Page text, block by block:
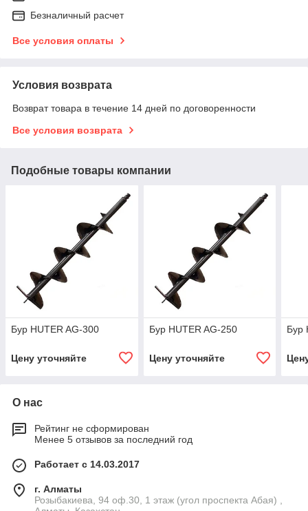
Безналичный расчет
Все условия оплаты
Условия возврата
Возврат товара в течение 14 дней по договоренности
Все условия возврата
Подобные товары компании
Бур HUTER AG-300
Цену уточняйте
Бур HUTER AG-250
Цену уточняйте
Бур
О нас
Рейтинг не сформирован
Менее 5 отзывов за последний год
Работает с 14.03.2017
г. Алматы
Розыбакиева, 94 оф.30, 1 этаж (угол проспекта Абая) ,